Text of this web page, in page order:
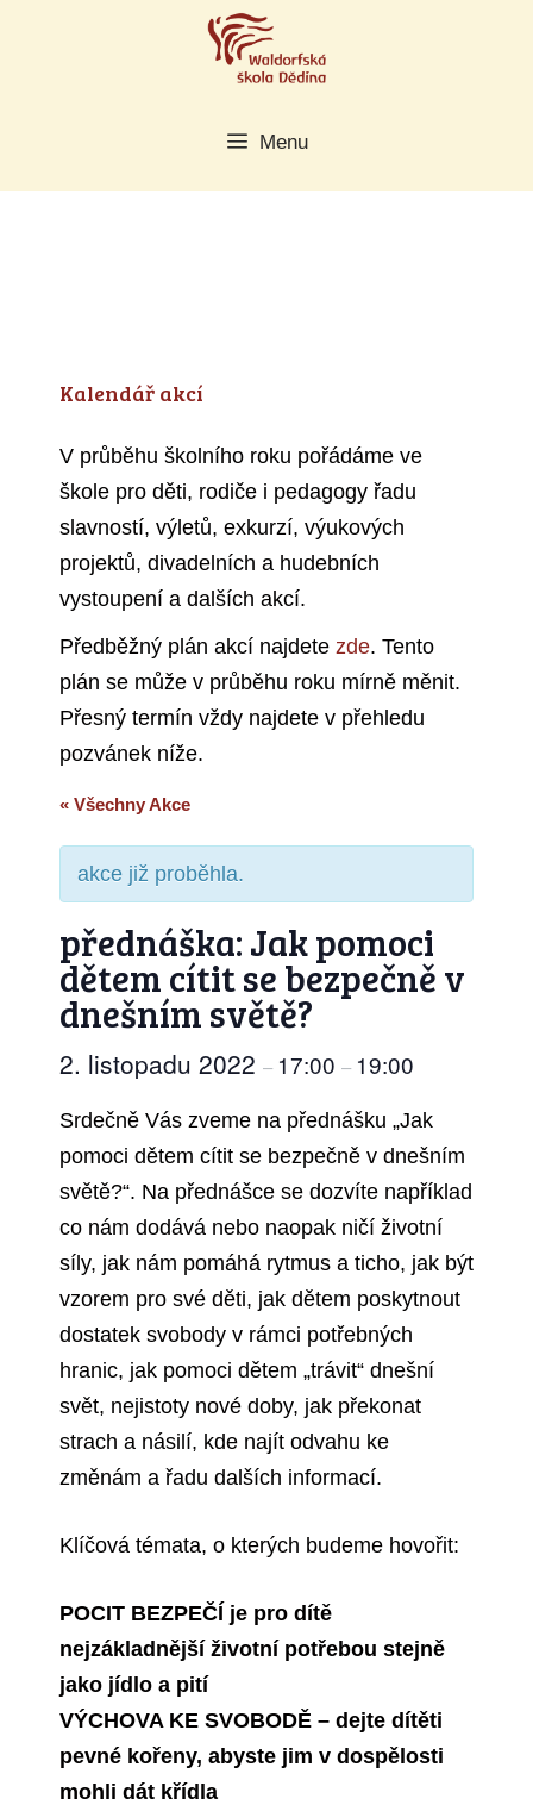
Menu
Kalendář akcí
V průběhu školního roku pořádáme ve
škole pro děti, rodiče i pedagogy řadu
slavností, výletů, exkurzí, výukových
projektů, divadelních a hudebních
vystoupení a dalších akcí.
Předběžný plán akcí najdete zde. Tento
plán se může v průběhu roku mírně měnit.
Přesný termín vždy najdete v přehledu
pozvánek níže.
« Všechny Akce
akce již proběhla.
přednáška: Jak pomoci
dětem cítit se bezpečně v
dnešním světě?
2. listopadu 2022 – 17:00 – 19:00
Srdečně Vás zveme na přednášku „Jak
pomoci dětem cítit se bezpečně v dnešním
světě?“. Na přednášce se dozvíte například
co nám dodává nebo naopak ničí životní
síly, jak nám pomáhá rytmus a ticho, jak být
vzorem pro své děti, jak dětem poskytnout
dostatek svobody v rámci potřebných
hranic, jak pomoci dětem „trávit“ dnešní
svět, nejistoty nové doby, jak překonat
strach a násilí, kde najít odvahu ke
změnám a řadu dalších informací.
Klíčová témata, o kterých budeme hovořit:
POCIT BEZPEČÍ je pro dítě
nejzákladnější životní potřebou stejně
jako jídlo a pití
VÝCHOVA KE SVOBODĚ – dejte dítěti
pevné kořeny, abyste jim v dospělosti
mohli dát křídla